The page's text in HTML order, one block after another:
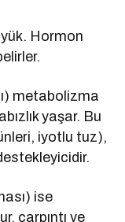
Hormon
metabolizma
yaşar. Bu
iyotlu tuz),
ise
çarpıntı ve